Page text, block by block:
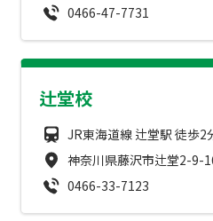
数字でなるほど！森塾
動画でわかる！森塾
授業料等お問合
0466-47-7731
辻堂校
JR東海道線 辻堂駅 徒歩2
神奈川県藤沢市辻堂2-
0466-33-7123